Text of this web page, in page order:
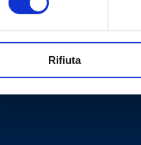
Rifiuta